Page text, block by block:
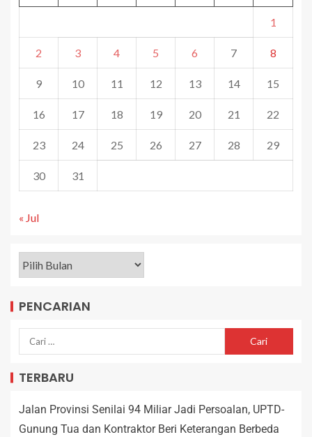
1
2 3 4 5 6 7 8
9 10 11 12 13 14 15
16 17 18 19 20 21 22
23 24 25 26 27 28 29
30 31
« Jul
PENCARIAN
TERBARU
Jalan Provinsi Senilai 94 Miliar Jadi Persoalan, UPTD-
Gunung Tua dan Kontraktor Beri Keterangan Berbeda